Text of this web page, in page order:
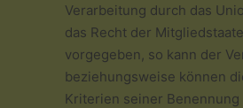
Verarbeitung durch das
das Recht der
vorgegeben, so kann der
beziehungsweise können
Kriterien seiner Benennung